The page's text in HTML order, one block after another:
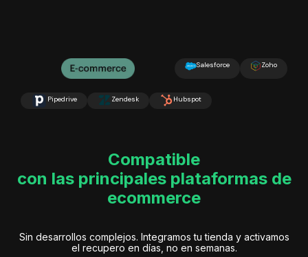
Compatible
con las principales plataformas de
ecommerce
Sin desarrollos complejos. Integramos tu tienda y activamos
el recupero en días, no en semanas.